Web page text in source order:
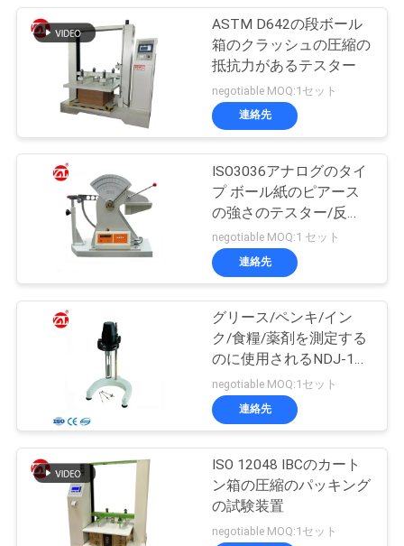
連
さ
ュ
引
用
金属探知器機械
環境試験室
包装の試験装置
105
ASTM D642の段ボール
箱のクラッシュの圧縮の
抵抗力があるテスター
negotiable MOQ:1セット
連絡先
ISO3036アナログのタイ
プ ボール紙のピアース
の強さのテスター/反暴
露性能
negotiable MOQ:1 セット
連絡先
グリース/ペンキ/イン
ク/食糧/薬剤を測定する
のに使用されるNDJ-1回
転粘度計
negotiable MOQ:1セット
連絡先
ISO 12048 IBCのカート
ン箱の圧縮のパッキング
の試験装置
negotiable MOQ:1セット